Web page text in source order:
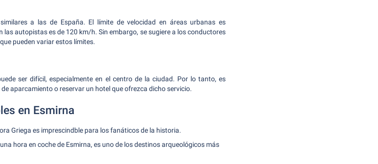
a las de España. El límite de velocidad en áreas urbanas es
las autopistas es de 120 km/h. Sin embargo, se sugiere a los conductores
pueden variar estos límites.
ser difícil, especialmente en el centro de la ciudad. Por lo tanto, es
aparcamiento o reservar un hotel que ofrezca dicho servicio.
en Esmirna
Griega es imprescindble para los fanáticos de la historia.
hora en coche de Esmirna, es uno de los destinos arqueológicos más